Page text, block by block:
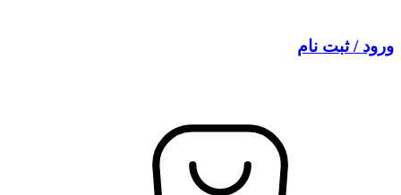
ورود / ثبت نام